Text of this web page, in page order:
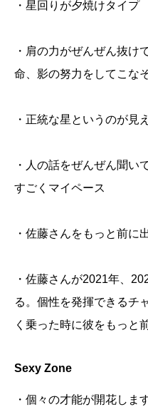
・星回りが夕焼けタイプ
・肩の力がぜんぜん抜け
命、影の努力をしてこな
・正統な星というのが見
・人の話をぜんぜん聞い
すごくマイペース
・佐藤さんをもっと前に
・佐藤さんが2021年、
る。個性を発揮できるチ
く乗った時に彼をもっと
Sexy Zone
・個々の才能が開花しま